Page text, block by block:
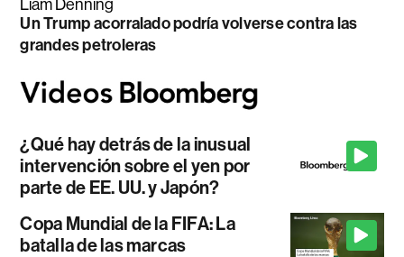
Liam Denning
Un Trump acorralado podría volverse contra las
grandes petroleras
¿Qué hay detrás de la inusual
intervención sobre el yen por
parte de EE. UU. y Japón?
Copa Mundial de la FIFA: La
batalla de las marcas